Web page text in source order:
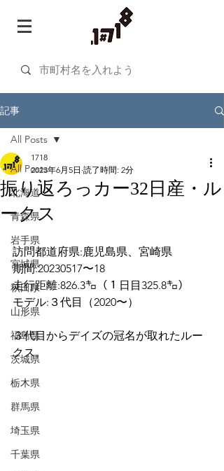
記事
All Posts
北海道
青森県
岩手県
宮城県
秋田県
山形県
福島県
茨城県
栃木県
群馬県
埼玉県
千葉県
All Posts
振り返ろっカー32日産・ル
ークス
1718
2023年6月5日 読了時間: 2分
訪問都道府県:鹿児島県、宮崎県
期間:20230517〜18
走行距離:826.3㌔（１日目325.8㌔）
モデル:３代目（2020〜）
３代目からデイズの冠名が取れたルー
クス。